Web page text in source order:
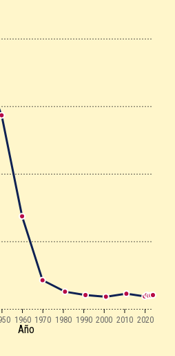
1960 1970 1980 1990 2000 2010 2020
Año